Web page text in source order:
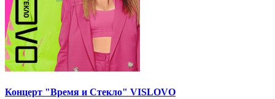
Концерт "Время и Стекло" VISLOVO